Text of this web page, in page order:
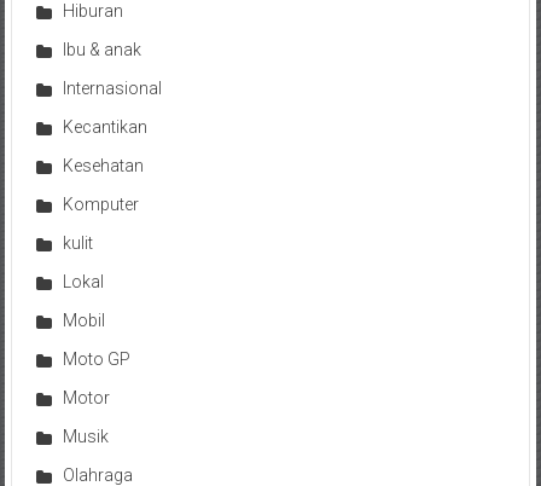
Hiburan
Ibu & anak
Internasional
Kecantikan
Kesehatan
Komputer
kulit
Lokal
Mobil
Moto GP
Motor
Musik
Olahraga